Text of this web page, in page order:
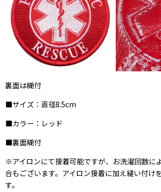
裏面は糊付
■サイズ：直径8.5cm
■カラー：レッド
■裏面糊付
※アイロンにて接着可能ですが、お洗濯回数に
合もございます。アイロン接着に加え縫い付け
す。